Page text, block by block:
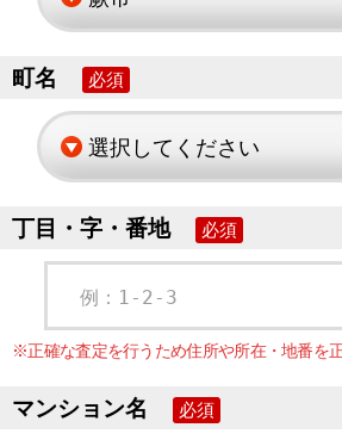
町名 必須
丁目・字・番地 必須
例：1-2-3
※正確な査定を行うため住所や所在・地番を
マンション名 必須